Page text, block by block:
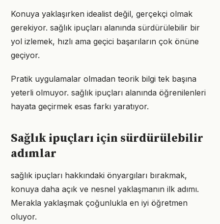
Konuya yaklaşırken idealist değil, gerçekçi olmak
gerekiyor. sağlık ipuçları alanında sürdürülebilir bir
yol izlemek, hızlı ama geçici başarıların çok önüne
geçiyor.
Pratik uygulamalar olmadan teorik bilgi tek başına
yeterli olmuyor. sağlık ipuçları alanında öğrenilenleri
hayata geçirmek esas farkı yaratıyor.
Sağlık ipuçları için sürdürülebilir
adımlar
sağlık ipuçları hakkındaki önyargıları bırakmak,
konuya daha açık ve nesnel yaklaşmanın ilk adımı.
Merakla yaklaşmak çoğunlukla en iyi öğretmen
oluyor.